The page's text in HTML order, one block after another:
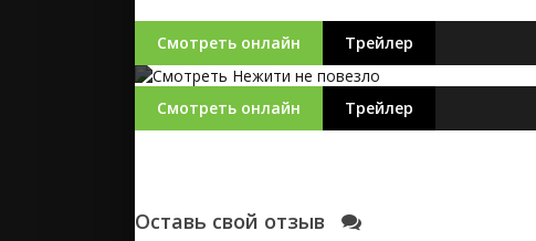
Смотреть онлайн Трейлер
Смотреть онлайн Трейлер
Оставь свой отзыв